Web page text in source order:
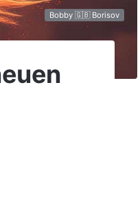
Bobby 🇬🇧 Borisov